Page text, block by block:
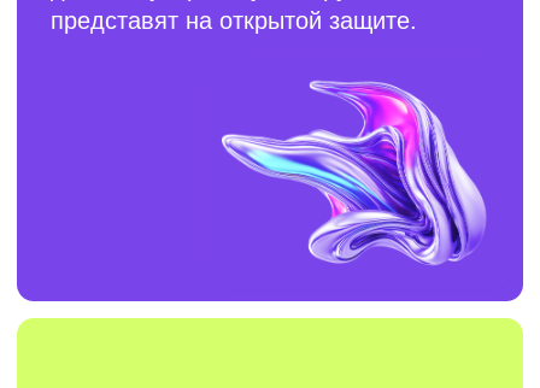
Для тех, кто хочет работать 3D художником
или левел-артистом. Либо полностью